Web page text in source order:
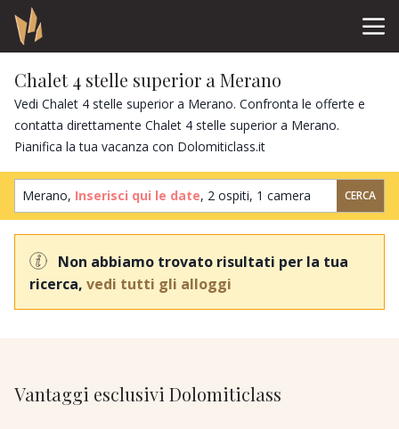
Chalet 4 stelle superior a Merano
Vedi Chalet 4 stelle superior a Merano. Confronta le offerte e
contatta direttamente Chalet 4 stelle superior a Merano.
Pianifica la tua vacanza con Dolomiticlass.it
Merano, Inserisci qui le date, 2 ospiti, 1 camera CERCA
Non abbiamo trovato risultati per la tua
ricerca, vedi tutti gli alloggi
Vantaggi esclusivi Dolomiticlass